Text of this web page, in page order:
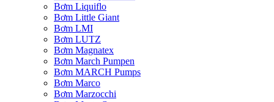
Bơm Liquiflo
Bơm Little Giant
Bơm LMI
Bơm LUTZ
Bơm Magnatex
Bơm March Pumpen
Bơm MARCH Pumps
Bơm Marco
Bơm Marzocchi